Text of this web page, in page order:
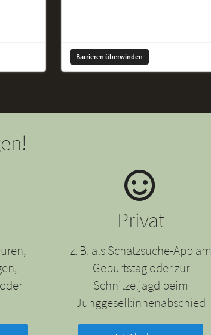
Barrieren überwinden
Privat
z. B. als Schatzsuche-App am
Geburtstag oder zur
Schnitzeljagd beim
Junggesell:innenabschied